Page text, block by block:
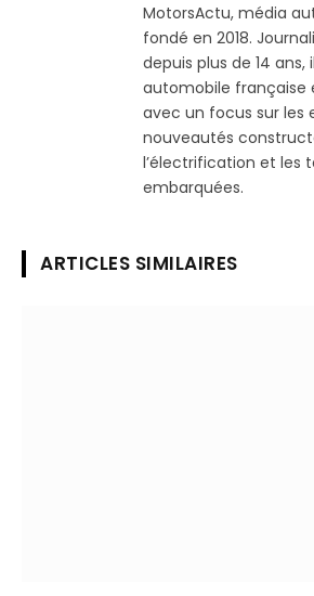
MotorsActu, média
fondé en 2018.
depuis plus de 14
automobile française
avec un focus sur les
nouveautés
l’électrification et les
embarquées.
ARTICLES SIMILAIRES